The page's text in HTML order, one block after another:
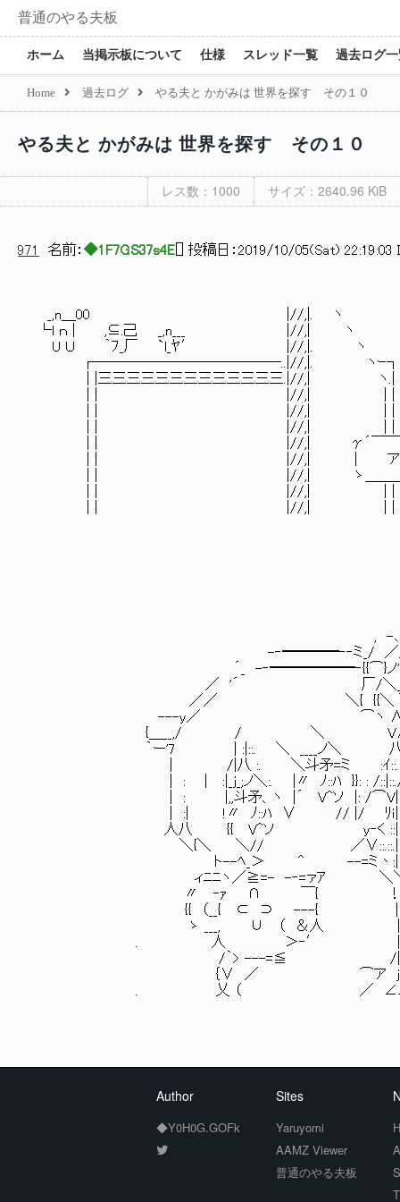
普通のやる夫板
ホーム 当掲示板について 仕様 スレッド一覧 過去ログ
Home 過去ログ やる夫と かがみは 世界を探す その１０
やる夫と かがみは 世界を探す その１０
レス数：1000 サイズ：2640.96 KiB
971 名前： ◆1F7GS37s4E ] 投稿日： 2019/10/05(Sat) 22:19:03
_,n＿00 |//,|. ヽ
└l ｎ | ,⊆.己 _,n___ |//,| ヽ
U Ｕ ｀ﾌ_厂 `l_ﾔ′ |//,|. ヽ
┌―――――――――――――..|//,|. ヽｰ┐
| |三三三三三三三三三三三三三.|//,| ヽ.|
| | |//,| | |
| | |//,| | |
| | |//,| | |
| | |//,| γ´￣￣￣￣￣￣￣
| | |//,| | アリスー 入
| | |//,| ゝ＿＿＿＿＿＿＿
| | |//,| | |
| | |//,| | |
, -､
-‐━━━━‐‐ミ_/ ／
´_ -‐━━━━━━‐{{⌒}ノ'´
／ '´ 厂/＼＿
／／ ＼{ {{＼ ＼
---y／ ⌒ヽ ∧ ＼
{＿__,/ / ＼ V∧＼
｀ー'7 | :|::. ＼ ____ノ＼ 八 ,
| /|八 :. ＼斗矛=ミ :ｲ
| : | :|_j_;ノ＼:. |〃 ﾉ::ﾊ }}: : /
| : |,,斗矛、ヽ |´ V^ソ |: /
| :| !〃 ﾉ::ﾊ ∨ // |/ ﾘｉ
人八 {{ V^ソ y‐く
＼{＼ ＼// ／
ト--ﾍ_＞ ^ --=ミ丶
ィﾆﾆヽ／≧=- -‐=ァｱ ＼＼
〃 ‐ｧ ∩ ￣{ ！:::∨::|
{{ （__{ ⊂ ⊃ ---{ |::::::∨|
ゝ ___, ∪ （ ＆人
. 人 ＞‐′ |:::::/
/｀> ---=≦ /|: /::.::
｛∨ ／ ⌒ア j/::.:
. 乂 （ ／ ∠二::
Author
◆Y0H0G.GOFk
Sites
Yaruyomi
AAMZ Viewer
普通のやる夫板